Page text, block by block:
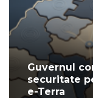
Guvernul
securitate
e-Terra